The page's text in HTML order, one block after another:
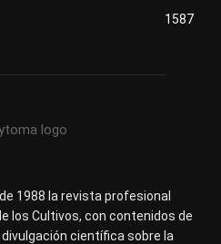
1587
1988 la revista profesional
los Cultivos, con contenidos de
científica sobre la